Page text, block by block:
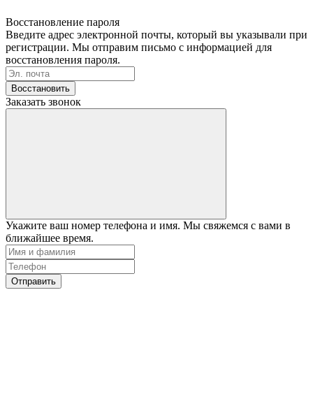
Восстановление пароля
Введите адрес электронной почты, который вы указывали при
регистрации. Мы отправим письмо с информацией для
восстановления пароля.
Восстановить
Заказать звонок
Укажите ваш номер телефона и имя. Мы свяжемся с вами в
ближайшее время.
Отправить